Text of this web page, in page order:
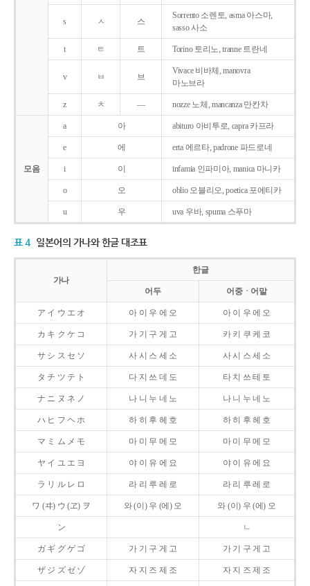
s ㅅ 스
Sorrento 소렌토, asma 아스마,
sasso 사소
t ㅌ 트 Torino 토리노, tranne 트란네
v ㅂ 브
Vivace 비바체, manovra
마노브라
z ㅊ ― nozze 노체, mancanza 만칸차
모음
a 아 abituro 아비투로, capra 카프라
e 에 erta 에르타, padrone 파드로네
i 이 infamia 인파미아, manica 마니카
o 오 oblio 오블리오, poetica 포에티카
u 우 uva 우바, spuma 스푸마
표 4 일본어의 가나와 한글 대조표
가나
한글
어두 어중ㆍ어말
ア イ ウ エ オ 아 이 우 에 오 아 이 우 에 오
カ キ ク ケ コ 가 기 구 게 고 카 키 쿠 케 코
サ シ ス セ ソ 사 시 스 세 소 사 시 스 세 소
タ チ ツ テ ト 다 지 쓰 데 도 타 치 쓰 테 토
ナ ニ ヌ ネ ノ 나 니 누 네 노 나 니 누 네 노
ハ ヒ フ ヘ ホ 하 히 후 헤 호 하 히 후 헤 호
マ ミ ム メ モ 마 미 무 메 모 마 미 무 메 모
ヤ イ ユ エ ヨ 야 이 유 에 요 야 이 유 에 요
ラ リ ル レ ロ 라 리 루 레 로 라 리 루 레 로
ワ (ヰ) ウ (ヱ) ヲ 와 (이) 우 (에) 오 와 (이) 우 (에) 오
ン ㄴ
ガ ギ グ ゲ ゴ 가 기 구 게 고 가 기 구 게 고
ザ ジ ズ ゼ ゾ 자 지 즈 제 조 자 지 즈 제 조